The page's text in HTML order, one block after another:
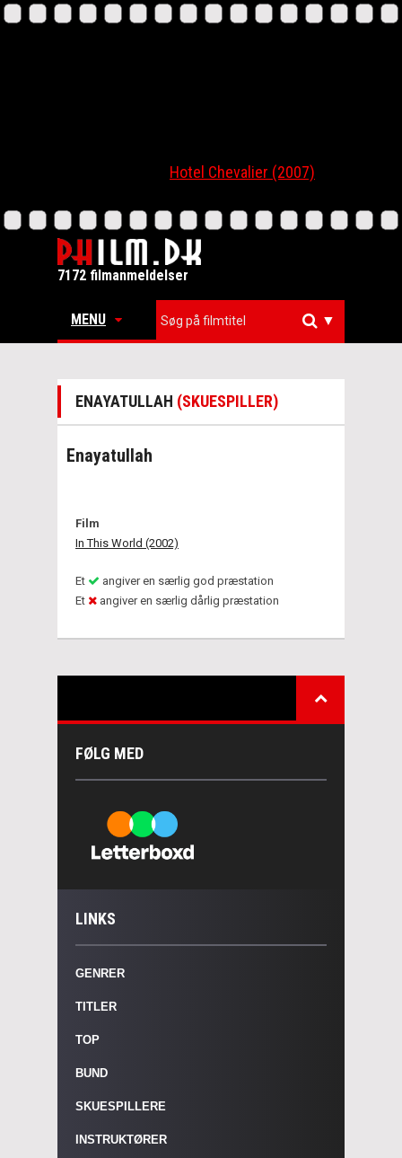
Hotel Chevalier (2007)
7172 filmanmeldelser
MENU ▼
ENAYATULLAH (SKUESPILLER)
Enayatullah
Film
In This World (2002)
Et
angiver en særlig god præstation
Et
angiver en særlig dårlig præstation
FØLG MED
LINKS
GENRER
TITLER
TOP
BUND
SKUESPILLERE
INSTRUKTØRER